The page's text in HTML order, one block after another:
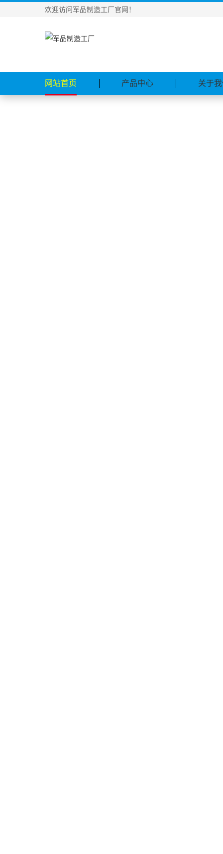
欢迎访问军品制造工厂官网！
网站首页 产品中心 关于